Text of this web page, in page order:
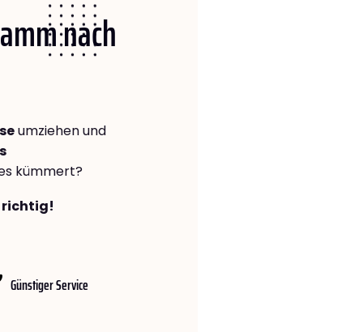
nach
umziehen und
kümmert?
richtig!
Günstiger Service